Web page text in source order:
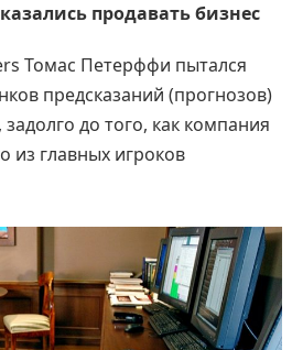
продавать бизнес
Томас Петерффи пытался
предсказаний (прогнозов)
до того, как компания
из главных игроков